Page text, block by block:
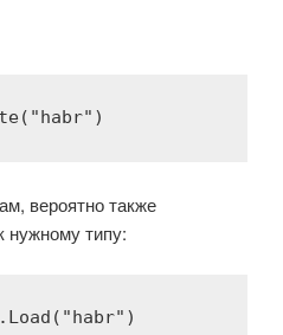
"habr" )
вероятно также
нужному типу:
"habr"